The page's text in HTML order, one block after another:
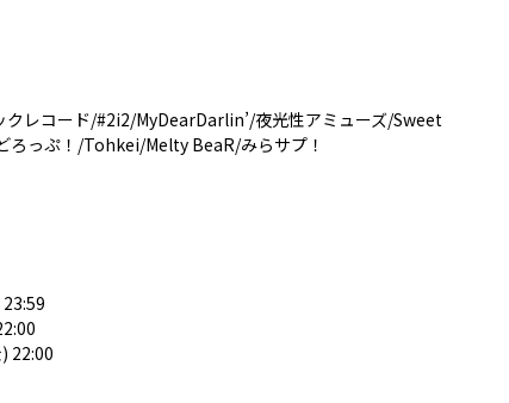
レコード/#2i2/MyDearDarlin’/夜光性アミューズ/Sweet
っぷ！/Tohkei/Melty BeaR/みらサプ！
22:00